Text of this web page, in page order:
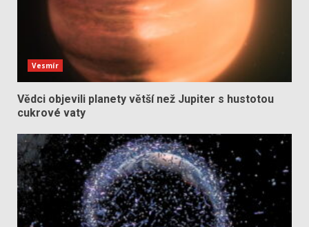
Vesmír
Vědci objevili planety větší než Jupiter s hustotou
cukrové vaty